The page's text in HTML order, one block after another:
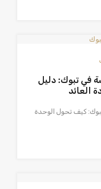
في تبوك: دليل
العائد
كيف تحول الوحدة